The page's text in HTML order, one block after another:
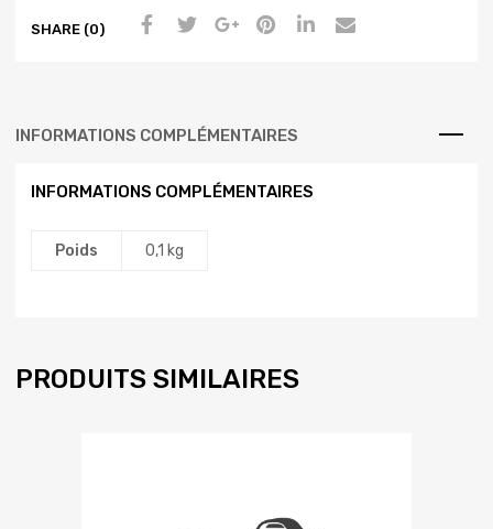
SHARE (0)
INFORMATIONS COMPLÉMENTAIRES
INFORMATIONS COMPLÉMENTAIRES
Poids 0,1 kg
PRODUITS SIMILAIRES